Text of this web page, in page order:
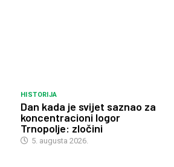
HISTORIJA
Dan kada je svijet saznao za
koncentracioni logor
Trnopolje: zločini
5. augusta 2026.